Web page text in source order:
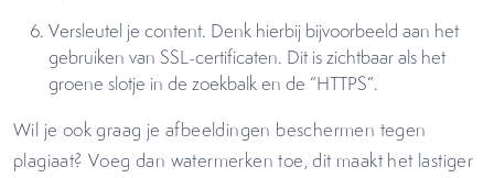
Versleutel je content. Denk hierbij bijvoorbeeld aan het
gebruiken van SSL-certificaten. Dit is zichtbaar als het
groene slotje in de zoekbalk en de “HTTPS”.
Wil je ook graag je afbeeldingen beschermen tegen
plagiaat? Voeg dan watermerken toe, dit maakt het lastiger